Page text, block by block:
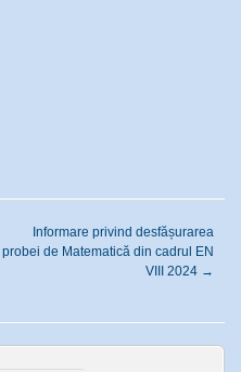
Informare privind desfășurarea
probei de Matematică din cadrul EN
VIII 2024 →